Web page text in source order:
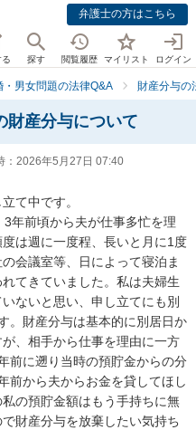
弁護士の方はこちら
探す 閲覧履歴 マイリスト ログイン
・男女問題の法律Q&A 財産分与の
財産分与について
2026年5月27日 07:40
て中です。
年前頃から夫が仕事多忙を理
は週に一度程、長いと月に1度
会議室等、日によって寝泊ま
てきていました。私は夫婦生
ないと思い、申し立てにも別
。財産分与は基本的に別居日か
、相手から仕事を理由に一方
前に遡り当時の預貯金からの分
前から夫からお金を貸してほし
の預貯金額はもう手持ちに無
財産分与を放棄したい気持ち